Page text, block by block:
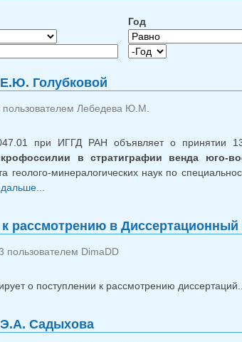
Год
Год
Год
Е.Ю. Голубковой
Лебедева Ю.М.
при ИГГД РАН объявляет о принятии
в стратиграфии венда юго-
геолого-минералогических наук по
дальше...
рассмотрению в Диссертационный
пользователем DimaDD
о поступлении к рассмотрению
Э.А. Садыхова